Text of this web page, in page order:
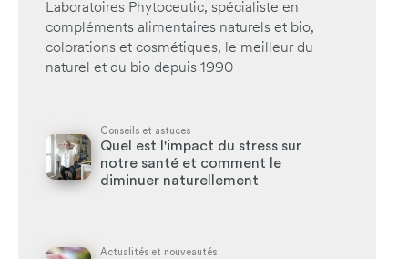
Laboratoires Phytoceutic, spécialiste en
compléments alimentaires naturels et bio,
colorations et cosmétiques, le meilleur du
naturel et du bio depuis 1990
Conseils et astuces
Quel est l'impact du stress sur
notre santé et comment le
diminuer naturellement
Actualités et nouveautés